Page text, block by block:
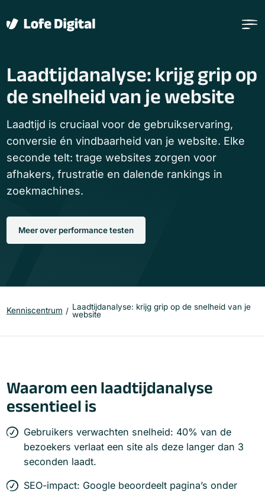
Laadtijdanalyse: krijg grip op
de snelheid van je website
Laadtijd is cruciaal voor de gebruikservaring,
conversie én vindbaarheid van je website. Elke
seconde telt: trage websites zorgen voor
afhakers, frustratie en dalende rankings in
zoekmachines.
Meer over performance testen
Kenniscentrum
Laadtijdanalyse: krijg grip op de snelheid van je
website
Waarom een laadtijdanalyse
essentieel is
Gebruikers verwachten snelheid: 40% van de
bezoekers verlaat een site als deze langer dan 3
seconden laadt.
SEO-impact: Google beoordeelt pagina’s onder